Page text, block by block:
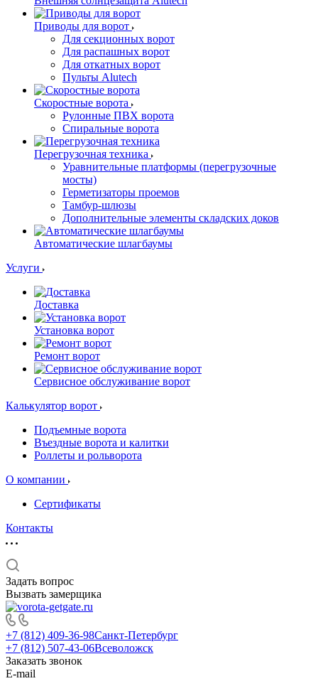
Приводы для ворот
Для секционных ворот
Для распашных ворот
Для откатных ворот
Пульты Alutech
Скоростные ворота
Рулонные ПВХ ворота
Спиральные ворота
Перегрузочная техника
Уравнительные платформы (перегрузочные
мосты)
Герметизаторы проемов
Тамбур-шлюзы
Дополнительные элементы складских доков
Автоматические шлагбаумы
Услуги
Доставка
Установка ворот
Ремонт ворот
Сервисное обслуживание ворот
Калькулятор ворот
Подъемные ворота
Въездные ворота и калитки
Роллеты и рольворота
О компании
Сертификаты
Контакты
Задать вопрос
Вызвать замерщика
+7 (812) 409-36-98Санкт-Петербург
+7 (812) 507-43-06Всеволожск
Заказать звонок
E-mail